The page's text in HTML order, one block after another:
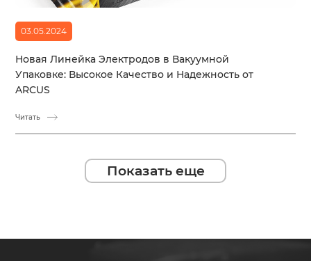
03.05.2024
Новая Линейка Электродов в Вакуумной
Упаковке: Высокое Качество и Надежность от
ARCUS
Читать
Показать еще